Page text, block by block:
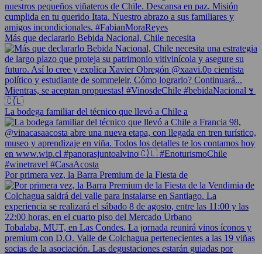
Más que declararlo Bebida Nacional, Chile necesita
La bodega familiar del técnico que llevó a Chile a
Por primera vez, la Barra Premium de la Fiesta de